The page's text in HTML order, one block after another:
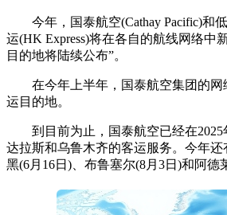
今年，国泰航空(Cathay Pacific)和
运(HK Express)将在各自的航线网络中
目的地将陆续公布”。
在今年上半年，国泰航空集团的网
运目的地。
到目前为止，国泰航空已经在2025
达拉斯和乌鲁木齐的客运服务。今年还
黑(6月16日)、布鲁塞尔(8月3日)和阿德